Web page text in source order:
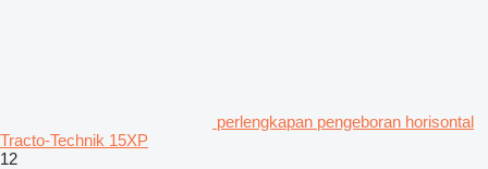
perlengkapan pengeboran horisontal
Tracto-Technik 15XP
12